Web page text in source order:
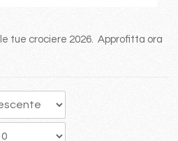
tue crociere 2026. Approfitta ora